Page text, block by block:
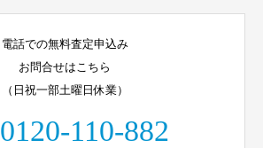
電話での無料査定申込み
お問合せはこちら
（日祝一部土曜日休業）
0120-110-882